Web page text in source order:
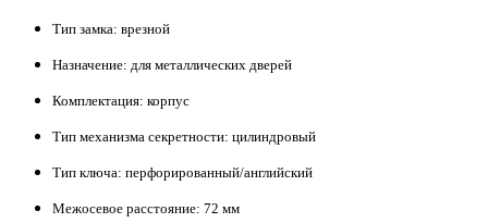
Тип замка: врезной
Назначение: для металлических дверей
Комплектация: корпус
Тип механизма секретности: цилиндровый
Тип ключа: перфорированный/английский
Межосевое расстояние: 72 мм